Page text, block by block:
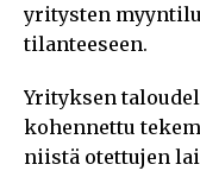
yritysten
tilanteeseen.
Yrityksen
kohennettu
niistä otettujen